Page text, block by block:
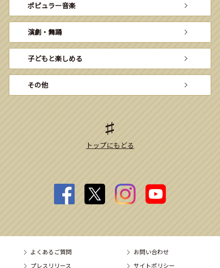
ポピュラー音楽
演劇・舞踊
子どもと楽しめる
その他
トップにもどる
よくあるご質問
お問い合わせ
プレスリリース
サイトポリシー